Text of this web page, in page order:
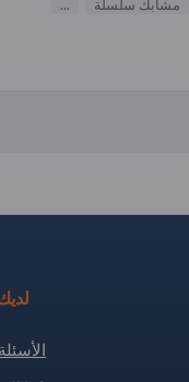
مشابك سلسلة
...